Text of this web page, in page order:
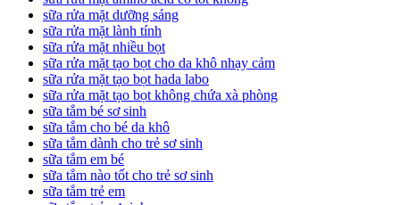
sữa rửa mặt dưỡng sáng
sữa rửa mặt lành tính
sữa rửa mặt nhiều bọt
sữa rửa mặt tạo bọt cho da khô nhạy cảm
sữa rửa mặt tạo bọt hada labo
sữa rửa mặt tạo bọt không chứa xà phòng
sữa tắm bé sơ sinh
sữa tắm cho bé da khô
sữa tắm dành cho trẻ sơ sinh
sữa tắm em bé
sữa tắm nào tốt cho trẻ sơ sinh
sữa tắm trẻ em